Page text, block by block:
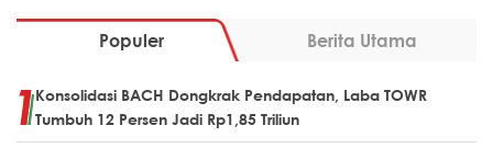
Populer Berita Utama
Konsolidasi BACH Dongkrak Pendapatan, Laba TOWR
Tumbuh 12 Persen Jadi Rp1,85 Triliun